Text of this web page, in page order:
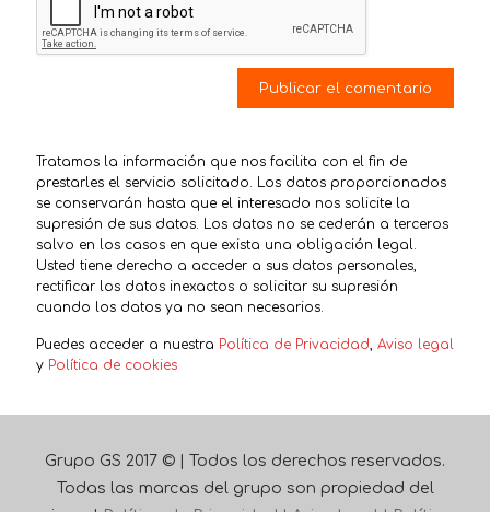
Tratamos la información que nos facilita con el fin de
prestarles el servicio solicitado. Los datos proporcionados
se conservarán hasta que el interesado nos solicite la
supresión de sus datos. Los datos no se cederán a terceros
salvo en los casos en que exista una obligación legal.
Usted tiene derecho a acceder a sus datos personales,
rectificar los datos inexactos o solicitar su supresión
cuando los datos ya no sean necesarios.
Puedes acceder a nuestra Política de Privacidad, Aviso legal
y Política de cookies
Grupo GS 2017 © | Todos los derechos reservados.
Todas las marcas del grupo son propiedad del